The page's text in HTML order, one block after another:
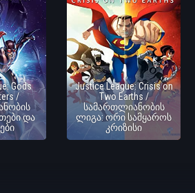
Gods
/
და
Justice League: Crisis on
Two Earths /
სამართლიანობის
ლიგა: ორი სამყაროს
კრიზისი